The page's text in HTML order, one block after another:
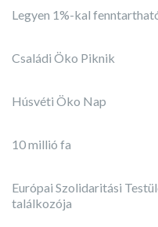
Legyen 1%-kal
Családi Öko Piknik
Húsvéti Öko Nap
10 millió fa
Európai Szolidaritási
találkozója